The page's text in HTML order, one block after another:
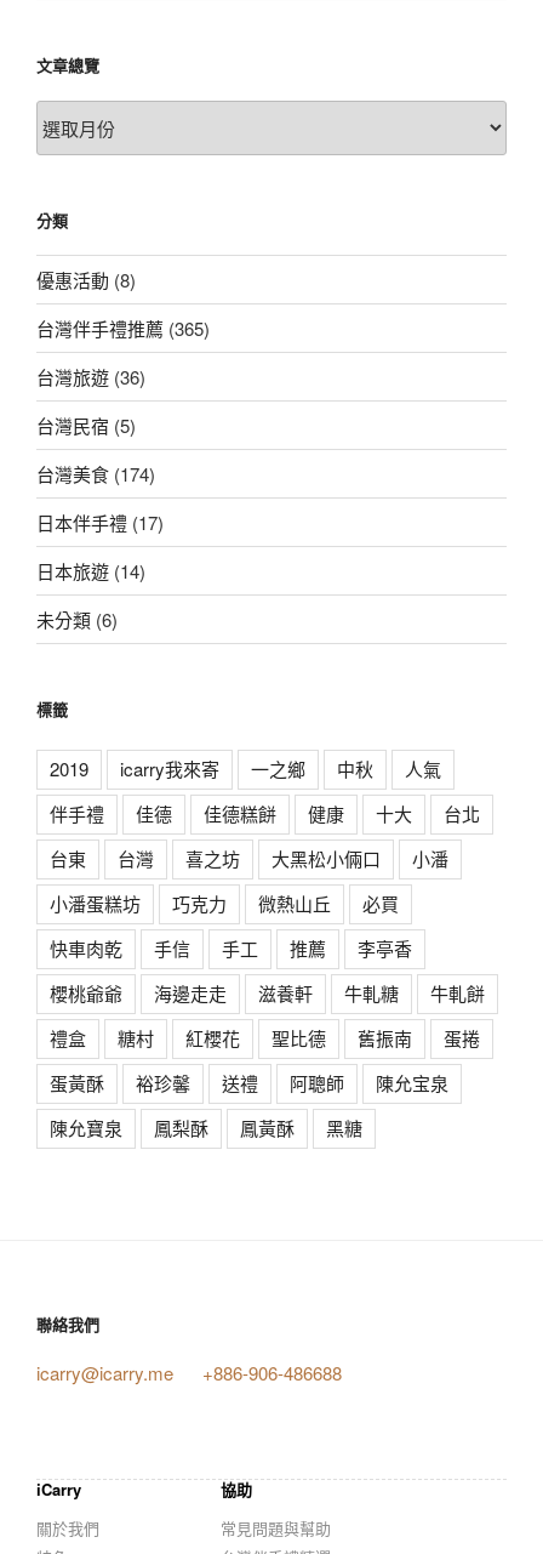
文章總覽
文
章
分類
優惠活動 (8)
台灣伴手禮推薦 (365)
台灣旅遊 (36)
台灣民宿 (5)
台灣美食 (174)
日本伴手禮 (17)
日本旅遊 (14)
未分類 (6)
標籤
2019 icarry我來寄 一之鄉 中秋
人氣
伴手禮
佳德 佳德糕餅 健康 十大
台北
台東
台灣 喜之坊 大黑松小倆口
小潘
小潘蛋糕坊
巧克力 微熱山丘
必買
快車肉乾
手信 手工 推薦
李亭香
櫻桃爺爺
海邊走走 滋養軒 牛軋糖
牛軋餅
禮盒
糖村 紅櫻花 聖比德 舊振南
蛋捲
蛋黃酥
裕珍馨 送禮 阿聰師
陳允宝泉
陳允寶泉
鳳梨酥 鳳黃酥 黑糖
聯絡我們
icarry@icarry.me +886-906-486688
iCarry
關於我們
協助
常見問題與幫助